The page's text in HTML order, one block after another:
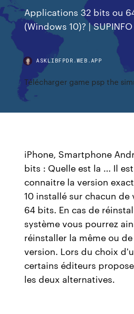
Applications 32 bits ou
(Windows 10)? |
ASKLIBFPDR.WEB.APP
Télécharger game psp the
iPhone, Smartphone
bits : Quelle est la ... Il
connaitre la version
10 installé sur chacun de
64 bits. En cas de
système vous pourrez
réinstaller la même ou
version. Lors du choix
certains éditeurs
les deux alternatives.